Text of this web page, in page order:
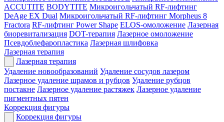
ACCUTITE BODYTITE Микроигольчатый RF-лифтинг
DeAge EX Dual Микроигольчатый RF-лифтинг Morpheus 8
Fractora RF-лифтинг Power Shape ELOS-омоложение Лазерная
биоревитализация DOT-терапия Лазерное омоложение
Псевдоблефаропластика Лазерная шлифовка
Лазерная терапия
Лазерная терапия
Удаление новообразований Удаление сосудов лазером
Лазерное удаление шрамов и рубцов Удаление рубцов
постакне Лазерное удаление растяжек Лазерное удаление
пигментных пятен
Коррекция фигуры
Коррекция фигуры